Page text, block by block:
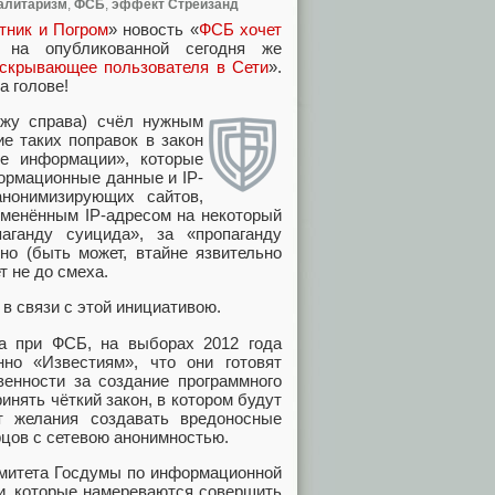
, ФСБ, эффект Стрейзанд
и Погром» новость «ФСБ хочет
опубликованной сегодня же
пользователя в Сети».
голове!
справа) счёл нужным
таких поправок в закон
информации», которые
данные и IP-
сайтов,
IP-адресом на некоторый
суицида», за «пропаганду
(быть может, втайне язвительно
не до смеха.
связи с этой инициативою.
при ФСБ, на выборах 2012 года
«Известиям», что они готовят
за создание программного
чёткий закон, в котором будут
создавать вредоносные
с сетевою анонимностью.
Госдумы по информационной
которые намереваются совершить